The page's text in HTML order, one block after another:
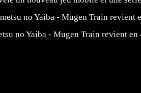
no Yaiba - Mugen Train revient en